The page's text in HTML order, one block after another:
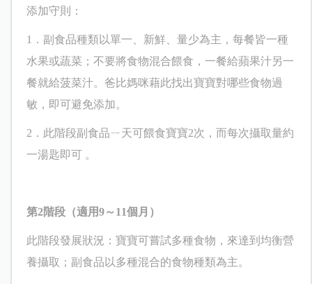
添加守則：
1 ．副食品種類以單一、新鮮、量少為主，每餐皆一種
水果或蔬菜；不要將食物混合餵食，一餐給蘋果汁另一
餐就給菠菜汁。爸比媽咪藉此找出寶寶對哪些食物過
敏，即可避免添加。
2 ．此階段副食品ㄧ天可餵食寶寶2次，而每次攝取量約
一湯匙即可 。
第2階段（適用9～ 11個月）
此階段發展狀況：寶寶可嘗試多種食物，來達到均衡營
養攝取；副食品以多種混合的食物種類為主。